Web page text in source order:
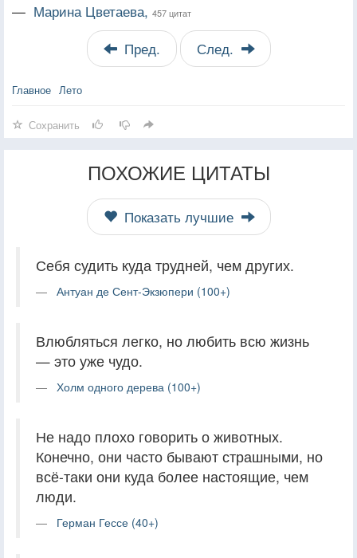
— Марина Цветаева, 457 цитат
Пред. След.
Главное Лето
Сохранить
ПОХОЖИЕ ЦИТАТЫ
Показать лучшие
Себя судить куда трудней, чем других.
Антуан де Сент-Экзюпери (100+)
Влюбляться легко, но любить всю жизнь
— это уже чудо.
Холм одного дерева (100+)
Не надо плохо говорить о животных.
Конечно, они часто бывают страшными, но
всё-таки они куда более настоящие, чем
люди.
Герман Гессе (40+)